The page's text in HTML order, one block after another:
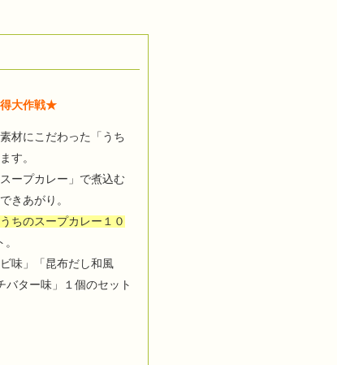
大作戦★
材にこだわった「うち
す。
ープカレー」で煮込む
きあがり。
うちのスープカレー１０
味」「昆布だし和風
バター味」１個のセット